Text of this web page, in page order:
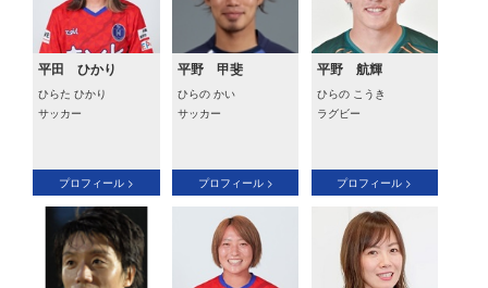
平田 ひかり
ひらた ひかり
サッカー
プロフィール >
平野 甲斐
ひらの かい
サッカー
プロフィール >
平野 航輝
ひらの こうき
ラグビー
プロフィール >